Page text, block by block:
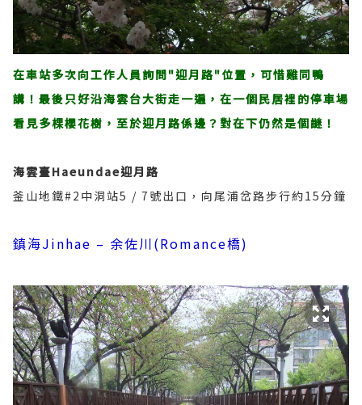
在車站多次向工作人員詢問"迎月路"位置，可惜雞同鴨
講！最後只好沿海雲台大街走一遍，在一個民居裡的停車場
看見多棵櫻花樹，至於迎月路係邊？對在下仍然是個謎！
海雲臺Haeundae迎月路
釜山地鐵#2中洞站5 / 7號出口，向尾浦岔路步行約15分鐘
鎮海Jinhae – 余佐川(Romance橋)